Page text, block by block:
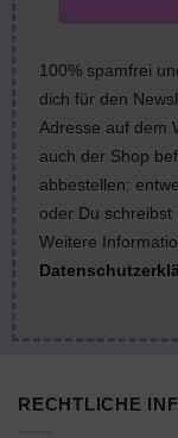
100% spamfrei
dich für den
Adresse auf dem
auch der Shop
abbestellen:
oder Du schreibst
Weitere
RECHTLICHE